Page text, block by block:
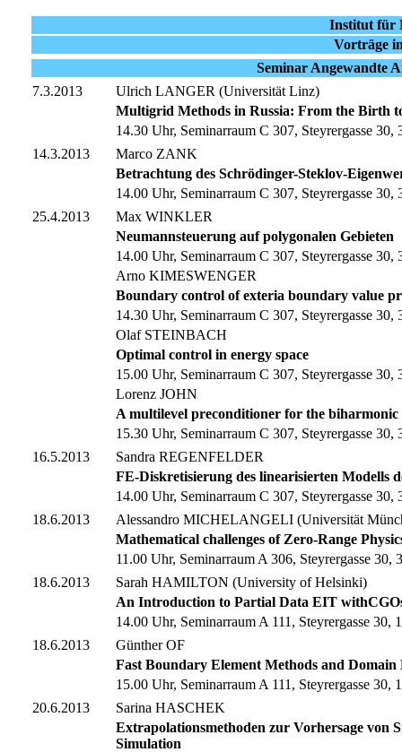
Institut für
Vorträge
Seminar Angewandte
7.3.2013
Ulrich LANGER (Universität Linz)
Multigrid Methods in Russia: From the Birth
14.30 Uhr, Seminarraum C 307, Steyrergasse 30,
14.3.2013
Marco ZANK
Betrachtung des Schrödinger-Steklov-
14.00 Uhr, Seminarraum C 307, Steyrergasse 30,
25.4.2013
Max WINKLER
Neumannsteuerung auf polygonalen Gebieten
14.00 Uhr, Seminarraum C 307, Steyrergasse 30,
Arno KIMESWENGER
Boundary control of exteria boundary value
14.30 Uhr, Seminarraum C 307, Steyrergasse 30,
Olaf STEINBACH
Optimal control in energy space
15.00 Uhr, Seminarraum C 307, Steyrergasse 30,
Lorenz JOHN
A multilevel preconditioner for the biharmonic
15.30 Uhr, Seminarraum C 307, Steyrergasse 30,
16.5.2013
Sandra REGENFELDER
FE-Diskretisierung des linearisierten Modells
14.00 Uhr, Seminarraum C 307, Steyrergasse 30,
18.6.2013
Alessandro MICHELANGELI (Universität
Mathematical challenges of Zero-Range
11.00 Uhr, Seminarraum A 306, Steyrergasse 30,
18.6.2013
Sarah HAMILTON (University of Helsinki)
An Introduction to Partial Data EIT
14.00 Uhr, Seminarraum A 111, Steyrergasse 30,
18.6.2013
Günther OF
Fast Boundary Element Methods and Domain
15.00 Uhr, Seminarraum A 111, Steyrergasse 30,
20.6.2013
Sarina HASCHEK
Extrapolationsmethoden zur Vorhersage von
Simulation